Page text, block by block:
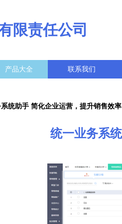
限责任公司
产品大全 联系我们
统助手 简化企业运营，提升销售效率
统一业务系